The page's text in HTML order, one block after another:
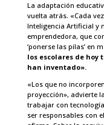
La adaptación
vuelta atrás. «Cada
Inteligencia Artificial y
emprendedora, que
‘ponerse las pilas’ en
los escolares de hoy
han inventado».
«Los que no
proyección», advierte
trabajar con
ser responsables con